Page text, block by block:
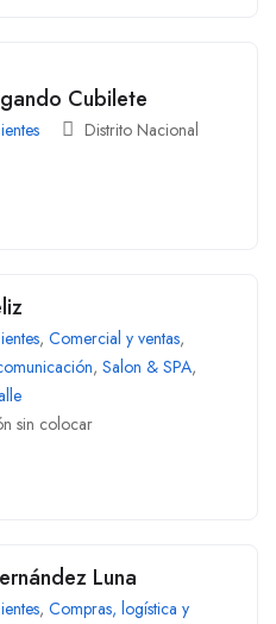
Cubilete
Distrito Nacional
, Comercial y ventas,
, Salon & SPA,
sin colocar
Luna
, Compras, logística y